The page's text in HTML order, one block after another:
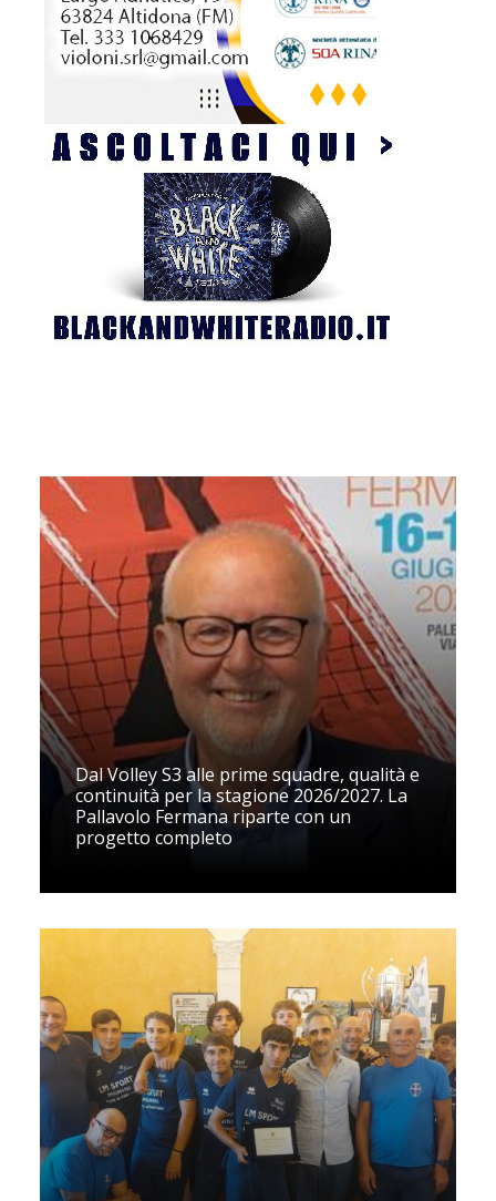
Dal Volley S3 alle prime squadre, qualità e
continuità per la stagione 2026/2027. La
Pallavolo Fermana riparte con un
progetto completo